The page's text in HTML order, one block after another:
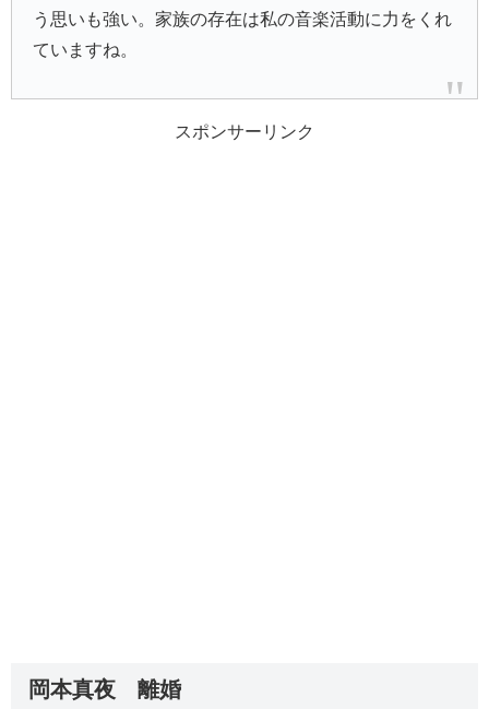
う思いも強い。家族の存在は私の音楽活動に力をくれ
ていますね。
スポンサーリンク
岡本真夜 離婚